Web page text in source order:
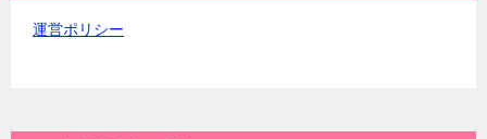
運営ポリシー